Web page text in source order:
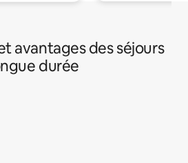
avantages des séjours
durée